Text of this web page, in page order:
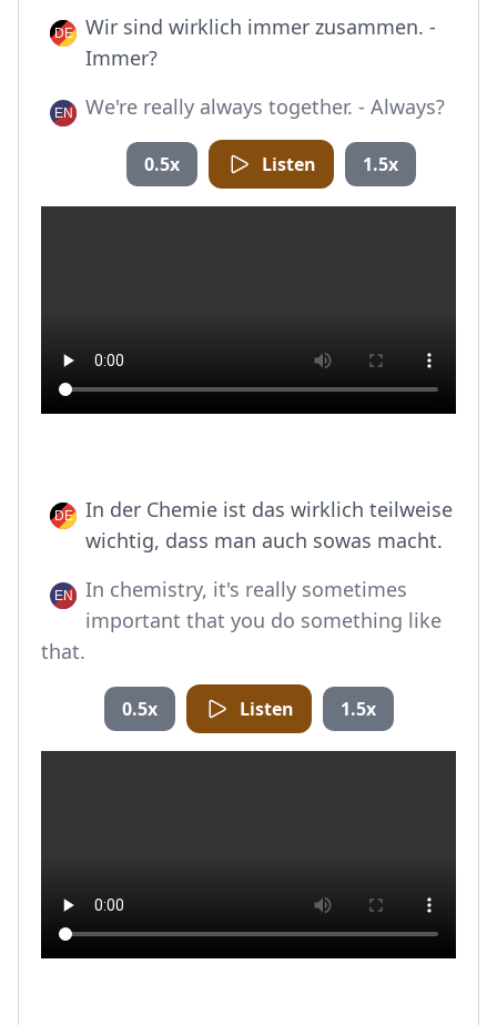
Wir sind wirklich immer zusammen. -
Immer?
We're really always together. - Always?
0.5x Listen 1.5x
In der Chemie ist das wirklich teilweise
wichtig, dass man auch sowas macht.
In chemistry, it's really sometimes
important that you do something like
that.
0.5x Listen 1.5x